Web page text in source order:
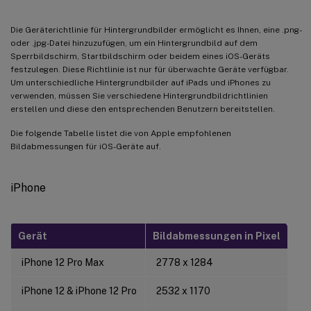
Die Geräterichtlinie für Hintergrundbilder ermöglicht es Ihnen, eine .png-
oder .jpg-Datei hinzuzufügen, um ein Hintergrundbild auf dem
Sperrbildschirm, Startbildschirm oder beidem eines iOS-Geräts
festzulegen. Diese Richtlinie ist nur für überwachte Geräte verfügbar.
Um unterschiedliche Hintergrundbilder auf iPads und iPhones zu
verwenden, müssen Sie verschiedene Hintergrundbildrichtlinien
erstellen und diese den entsprechenden Benutzern bereitstellen.
Die folgende Tabelle listet die von Apple empfohlenen
Bildabmessungen für iOS-Geräte auf.
iPhone
Gerät Bildabmessungen in Pixel
iPhone 12 Pro Max 2778 x 1284
iPhone 12 & iPhone 12 Pro 2532 x 1170